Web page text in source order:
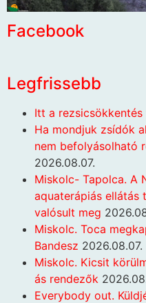
Facebook
Legfrissebb
Itt a rezsicsökkentés
Ha mondjuk zsídók
nem befolyásolható
2026.08.07.
Miskolc- Tapolca. A
aquaterápiás ellátás
valósult meg
Miskolc. Toca
Bandesz 2026.08.07.
Miskolc. Kicsit
ás rendezők
Everybody out.